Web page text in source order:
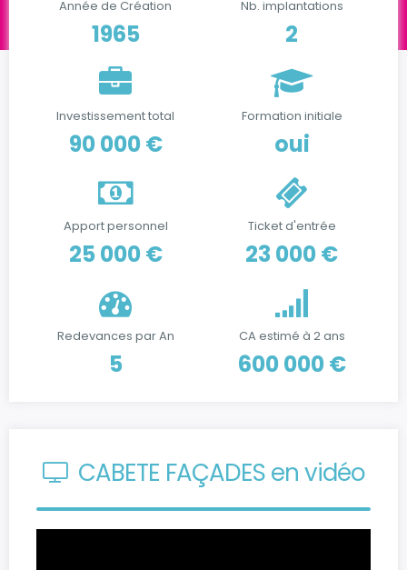
Année de Création
1965
Nb. implantations
2
Investissement total
90 000 €
Formation initiale
oui
Apport personnel
25 000 €
Ticket d'entrée
23 000 €
Redevances par An
5
CA estimé à 2 ans
600 000 €
CABETE FAÇADES en vidéo